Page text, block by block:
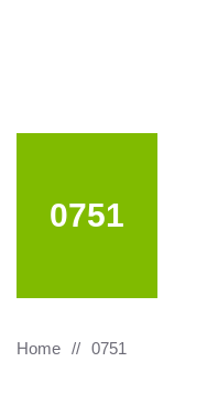
0751
Home 0751